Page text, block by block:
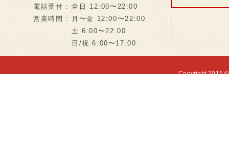
電話受付 : 全日 12:00〜22:00
営業時間 : 月〜金 12:00〜22:00
土 6:00〜22:00
日/祝 6:00〜17:00
Copyright 2015